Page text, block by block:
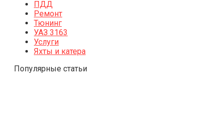
ПДД
Ремонт
Тюнинг
УАЗ 3163
Услуги
Яхты и катера
Популярные статьи